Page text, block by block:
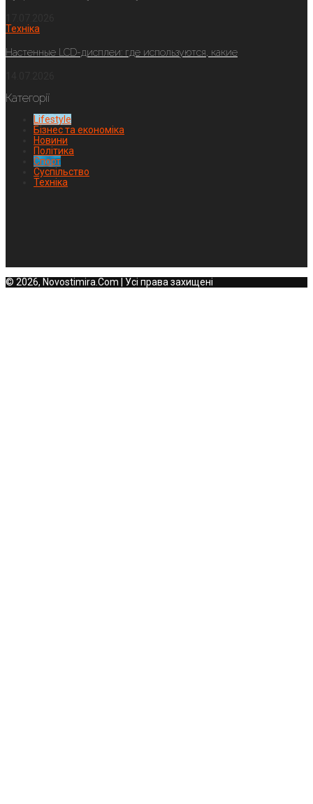
Техніка
Настенные LCD-дисплеи: где используются, какие
Категорії
Lifestyle
Бізнес та економіка
Новини
Політика
Спорт
Суспільство
Техніка
© 2026, Novostimira.Com | Усі права захищені